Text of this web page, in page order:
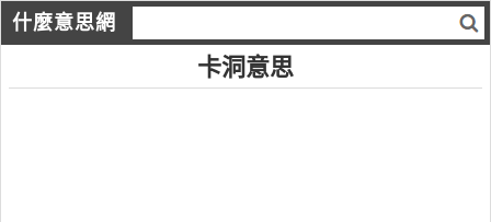
什麼意思網
卡洞意思